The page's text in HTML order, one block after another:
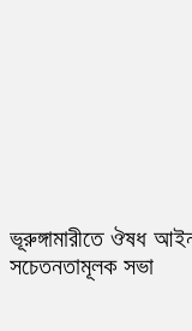
ভূরুঙ্গামারীতে ঔষধ
সচেতনতামূলক সভা